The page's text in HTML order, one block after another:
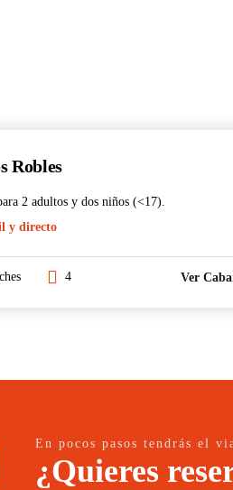
Robles
2 adultos y dos niños (<17).
y directo
4 Ver
En pocos pasos tendrás el
¿Quieres